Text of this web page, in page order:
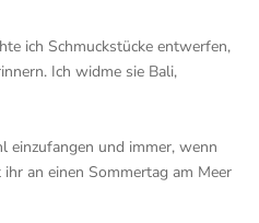
ich Schmuckstücke entwerfen,
Ich widme sie Bali,
einzufangen und immer, wenn
an einen Sommertag am Meer